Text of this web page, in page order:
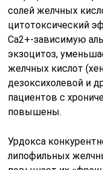
солей желчных
цитотоксический
Са2+-зависимую
экзоцитоз,
желчных кислот
дезоксихолевой и
пациентов с
повышены.
Урдокса
липофильных